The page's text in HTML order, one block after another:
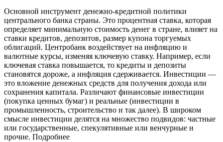
Основной инструмент денежно-кредитной политики
центрального банка страны. Это процентная ставка, которая
определяет минимальную стоимость денег в стране, влияет на
ставки кредитов, депозитов, размер купона торгуемых
облигаций. Центробанк воздействует на инфляцию и
валютные курсы, изменяя ключевую ставку. Например, если
ключевая ставка повышается, то кредиты и депозиты
становятся дороже, а инфляция сдерживается. Инвестиции —
это вложение денежных средств для получения дохода или
сохранения капитала. Различают финансовые инвестиции
(покупка ценных бумаг) и реальные (инвестиции в
промышленность, строительство и так далее). В широком
смысле инвестиции делятся на множество подвидов: частные
или государственные, спекулятивные или венчурные и
прочие. Подробнее